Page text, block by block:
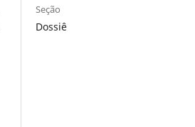
Seção
Dossiê